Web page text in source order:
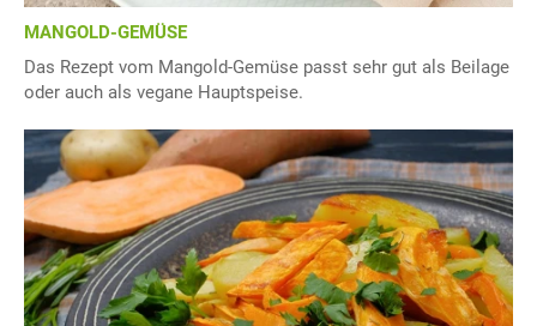
MANGOLD-GEMÜSE
Das Rezept vom Mangold-Gemüse passt sehr gut als Beilage
oder auch als vegane Hauptspeise.